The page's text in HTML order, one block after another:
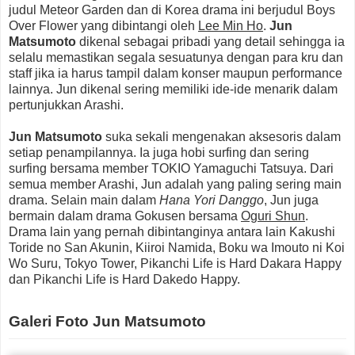
judul Meteor Garden dan di Korea drama ini berjudul Boys
Over Flower yang dibintangi oleh Lee Min Ho. Jun
Matsumoto dikenal sebagai pribadi yang detail sehingga ia
selalu memastikan segala sesuatunya dengan para kru dan
staff jika ia harus tampil dalam konser maupun performance
lainnya. Jun dikenal sering memiliki ide-ide menarik dalam
pertunjukkan Arashi.
Jun Matsumoto suka sekali mengenakan aksesoris dalam
setiap penampilannya. Ia juga hobi surfing dan sering
surfing bersama member TOKIO Yamaguchi Tatsuya. Dari
semua member Arashi, Jun adalah yang paling sering main
drama. Selain main dalam Hana Yori Danggo, Jun juga
bermain dalam drama Gokusen bersama Oguri Shun.
Drama lain yang pernah dibintanginya antara lain Kakushi
Toride no San Akunin, Kiiroi Namida, Boku wa Imouto ni Koi
Wo Suru, Tokyo Tower, Pikanchi Life is Hard Dakara Happy
dan Pikanchi Life is Hard Dakedo Happy.
Galeri Foto Jun Matsumoto